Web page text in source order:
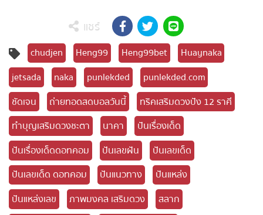
แชร์
chudjen Heng99 Heng99bet
Huaynaka
jetsada
naka punlekded
punlekded.com
ชัดเจน
ถ่ายทอดสดบอลวันนี้
ทริคเสริมดวงปัง 12 ราศี
ทำบุญเสริมดวงชะตา
นาคา
ปันเรื่องเด็ด
ปันเรื่องเด็ดดอทคอม
ปันเลขฝัน
ปันเลขเด็ด
ปันเลขเด็ด ดอทคอม
ปันแนวทาง
ปันแหล่ง
ปันแหล่งเลข
ภาพมงคล เสริมดวง
สลาก